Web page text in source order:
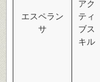
エスペラン
サ
アク
ティ
ブス
キル